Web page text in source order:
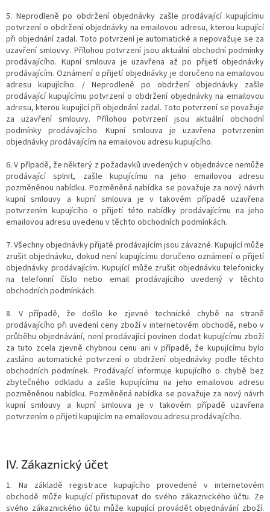
5. Neprodleně po obdržení objednávky zašle prodávající kupujícímu
potvrzení o obdržení objednávky na emailovou adresu, kterou kupující
při objednání zadal. Toto potvrzení je automatické a nepovažuje se za
uzavření smlouvy. Přílohou potvrzení jsou aktuální obchodní podmínky
prodávajícího. Kupní smlouva je uzavřena až po přijetí objednávky
prodávajícím. Oznámení o přijetí objednávky je doručeno na emailovou
adresu kupujícího. / Neprodleně po obdržení objednávky zašle
prodávající kupujícímu potvrzení o obdržení objednávky na emailovou
adresu, kterou kupující při objednání zadal. Toto potvrzení se považuje
za uzavření smlouvy. Přílohou potvrzení jsou aktuální obchodní
podmínky prodávajícího. Kupní smlouva je uzavřena potvrzením
objednávky prodávajícím na emailovou adresu kupujícího.
6. V případě, že některý z požadavků uvedených v objednávce nemůže
prodávající splnit, zašle kupujícímu na jeho emailovou adresu
pozměněnou nabídku. Pozměněná nabídka se považuje za nový návrh
kupní smlouvy a kupní smlouva je v takovém případě uzavřena
potvrzením kupujícího o přijetí této nabídky prodávajícímu na jeho
emailovou adresu uvedenu v těchto obchodních podmínkách.
7. Všechny objednávky přijaté prodávajícím jsou závazné. Kupující může
zrušit objednávku, dokud není kupujícímu doručeno oznámení o přijetí
objednávky prodávajícím. Kupující může zrušit objednávku telefonicky
na telefonní číslo nebo email prodávajícího uvedený v těchto
obchodních podmínkách.
8. V případě, že došlo ke zjevné technické chybě na straně
prodávajícího při uvedení ceny zboží v internetovém obchodě, nebo v
průběhu objednávání, není prodávající povinen dodat kupujícímu zboží
za tuto zcela zjevně chybnou cenu ani v případě, že kupujícímu bylo
zasláno automatické potvrzení o obdržení objednávky podle těchto
obchodních podmínek. Prodávající informuje kupujícího o chybě bez
zbytečného odkladu a zašle kupujícímu na jeho emailovou adresu
pozměněnou nabídku. Pozměněná nabídka se považuje za nový návrh
kupní smlouvy a kupní smlouva je v takovém případě uzavřena
potvrzením o přijetí kupujícím na emailovou adresu prodávajícího.
IV. Zákaznický účet
1. Na základě registrace kupujícího provedené v internetovém
obchodě může kupující přistupovat do svého zákaznického účtu. Ze
svého zákaznického účtu může kupující provádět objednávání zboží.